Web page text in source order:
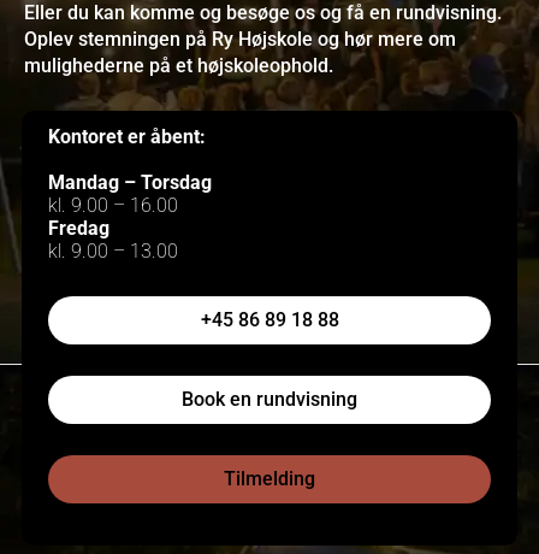
Eller du kan komme og besøge os og få en rundvisning.
Oplev stemningen på Ry Højskole og hør mere om
mulighederne på et højskoleophold.
Kontoret er åbent:
Mandag – Torsdag
kl. 9.00 – 16.00
Fredag
kl. 9.00 – 13.00
+45 86 89 18 88
Book en rundvisning
Tilmelding